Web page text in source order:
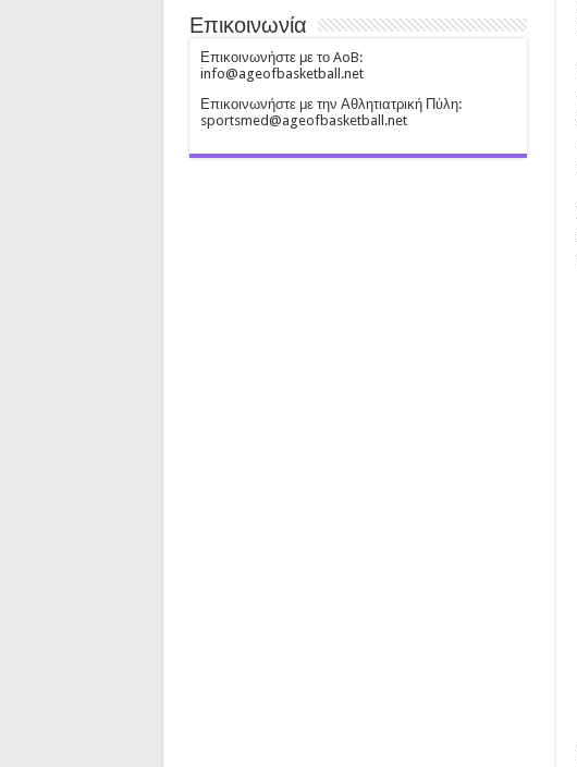
Επικοινωνία
Επικοινωνήστε με το AoB:
info@ageofbasketball.net
Επικοινωνήστε με την Αθλητιατρική Πύλη:
sportsmed@ageofbasketball.net